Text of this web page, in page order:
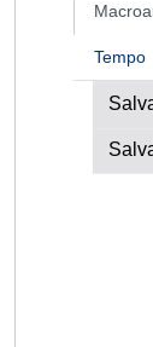
Tempo